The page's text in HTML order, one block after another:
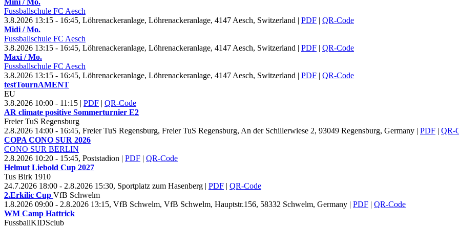
Mini / Mo.
Fussballschule FC Aesch
3.8.2026 13:15 - 16:45, Löhrenackeranlage, Löhrenackeranlage, 4147 Aesch, Switzerland | PDF | QR-Code
Midi / Mo.
Fussballschule FC Aesch
3.8.2026 13:15 - 16:45, Löhrenackeranlage, Löhrenackeranlage, 4147 Aesch, Switzerland | PDF | QR-Code
Maxi / Mo.
Fussballschule FC Aesch
3.8.2026 13:15 - 16:45, Löhrenackeranlage, Löhrenackeranlage, 4147 Aesch, Switzerland | PDF | QR-Code
testTournAMENT
EU
3.8.2026 10:00 - 11:15 | PDF | QR-Code
AR climate positive Sommerturnier E2
Freier TuS Regensburg
2.8.2026 14:00 - 16:45, Freier TuS Regensburg, Freier TuS Regensburg, An der Schillerwiese 2, 93049 Regensburg, Germany | PDF | QR-
COPA CONO SUR 2026
CONO SUR BERLIN
2.8.2026 10:20 - 15:45, Poststadion | PDF | QR-Code
Helmut Liebold Cup 2027
Tus Birk 1910
24.7.2026 18:00 - 2.8.2026 15:30, Sportplatz zum Hasenberg | PDF | QR-Code
2.Erkilic Cup VfB Schwelm
1.8.2026 09:00 - 2.8.2026 13:15, VfB Schwelm, VfB Schwelm, Hauptstr.156, 58332 Schwelm, Germany | PDF | QR-Code
WM Camp Hattrick
FussballKIDSclub